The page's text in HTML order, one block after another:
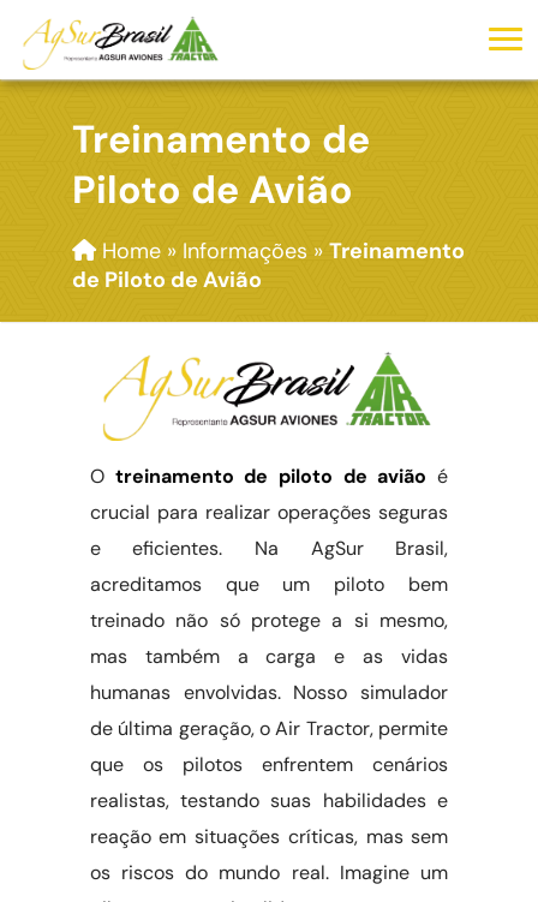
Treinamento de
Piloto de Avião
Home» Informações » Treinamento
de Piloto de Avião
O treinamento de piloto de avião é
crucial para realizar operações seguras
e eficientes. Na AgSur Brasil,
acreditamos que um piloto bem
treinado não só protege a si mesmo,
mas também a carga e as vidas
humanas envolvidas. Nosso simulador
de última geração, o Air Tractor, permite
que os pilotos enfrentem cenários
realistas, testando suas habilidades e
reação em situações críticas, mas sem
os riscos do mundo real. Imagine um